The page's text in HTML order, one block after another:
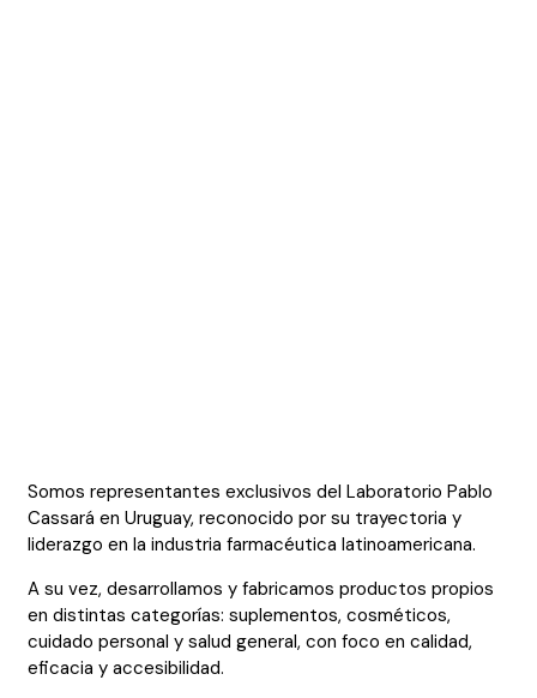
Somos representantes exclusivos del Laboratorio Pablo
Cassará en Uruguay, reconocido por su trayectoria y
liderazgo en la industria farmacéutica latinoamericana.
A su vez, desarrollamos y fabricamos productos propios
en distintas categorías: suplementos, cosméticos,
cuidado personal y salud general, con foco en calidad,
eficacia y accesibilidad.